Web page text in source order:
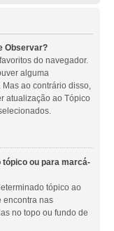
Observar?
do navegador.
alguma
ao contrário disso,
atualização ao Tópico
ou para marcá-
tópico ao
encontra nas
no topo ou fundo de